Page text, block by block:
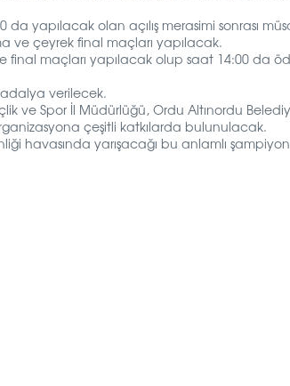
da yapılacak olan açılış merasimi sonrası
ve çeyrek final maçları yapılacak.
final maçları yapılacak olup saat 14:00 da
verilecek.
ve Spor İl Müdürlüğü, Ordu Altınordu
çeşitli katkılarda bulunulacak.
havasında yarışacağı bu anlamlı